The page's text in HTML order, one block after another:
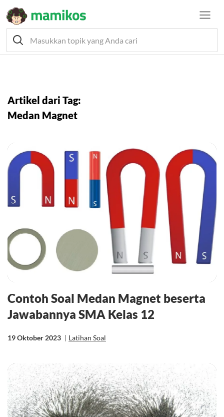
Artikel dari Tag:
Medan Magnet
Contoh Soal Medan Magnet beserta
Jawabannya SMA Kelas 12
19 Oktober 2023 | Latihan Soal